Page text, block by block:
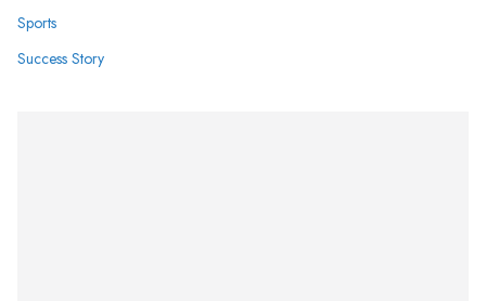
Sports
Success Story